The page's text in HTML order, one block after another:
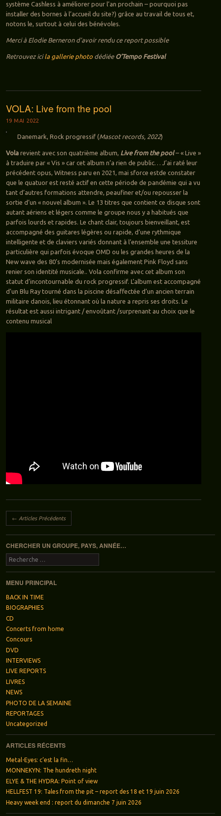
système Cashless à améliorer pour l’an prochain – pourquoi pas
installer des bornes à l’accueil du site?) grâce au travail de tous et,
notons le, surtout à celui des bénévoles.
Merci à Elodie Berneron d’avoir rendu ce report possible
Retrouvez icila gallerie photodédiée O’Tempo Festival
VOLA: Live from the pool
19 MAI 2022
Danemark, Rock progressif (Mascot records, 2022)
Volarevient avec son quatrième album, Live from the pool– « Live »
à traduire par « Vis » car cet album n’a rien de public… J’ai raté leur
précédent opus, Witness paru en 2021, mai sforce estde constater
que le quatuor est resté actif en cette période de pandémie qui a vu
tant d’autres formations attendre, peaufiner et/ou repousser la
sortie d’un « nouvel album ». Le 13 titres que contient ce disque sont
autant aériens et légers comme le groupe nous y a habitués que
parfois lourds et rapides. Le chant clair, toujours bienveillant, est
accompagné des guitares légères ou rapide, d’une rythmique
intelligente et de claviers variés donnant à l’ensemble une tessiture
particulière qui parfois évoque OMD ou les grandes heures de la
New wave des 80’s modernisée mais également Pink Floyd sans
renier son identité musicale.. Vola confirme avec cet album son
statut d’incontournable du rock progressif. L’album est accompagné
d’un Blu Ray tourné dans la piscine désaffectée d’un ancien terrain
militaire danois, lieu étonnant où la nature a repris ses droits. Le
résultat est aussi intrigant / envoûtant /surprenant au choix que le
contenu musical
Navigation des articles
← Articles Précédents
CHERCHER UN GROUPE, PAYS, ANNÉE…
Recherche
MENU PRINCIPAL
BACK IN TIME
BIOGRAPHIES
CD
Concerts from home
Concours
DVD
INTERVIEWS
LIVE REPORTS
LIVRES
NEWS
PHOTO DE LA SEMAINE
REPORTAGES
Uncategorized
ARTICLES RÉCENTS
Metal-Eyes: c’est la fin…
MONNEKYN: The hundreth night
ELYE & THE HYDRA: Point of view
HELLFEST 19: Tales from the pit – report des 18 et 19 juin 2026
Heavy week end : report du dimanche 7 juin 2026